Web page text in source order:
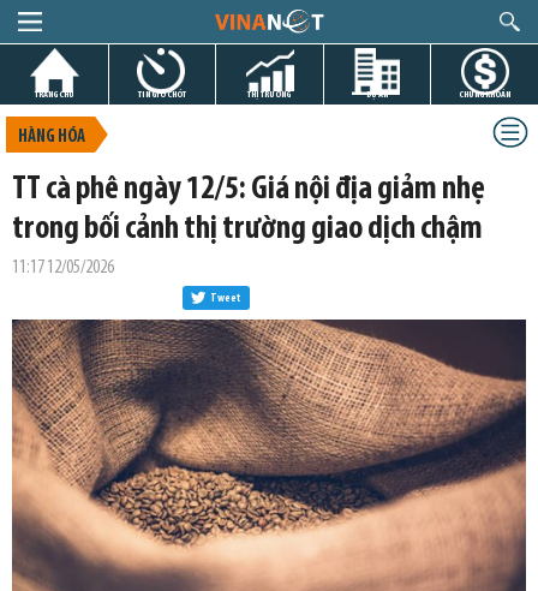
TRANG CHỦ TIN GIỜ CHÓT THỊ TRƯỜNG DỰ ÁN CHỨNG KHOÁN
HÀNG HÓA
TT cà phê ngày 12/5: Giá nội địa giảm nhẹ
trong bối cảnh thị trường giao dịch chậm
11:17 12/05/2026
Tweet